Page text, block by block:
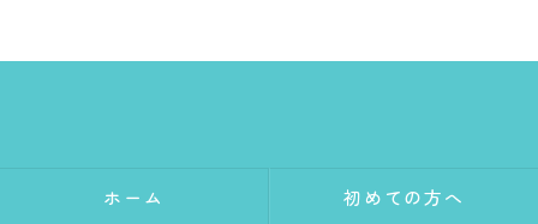
ホーム 初めての方へ